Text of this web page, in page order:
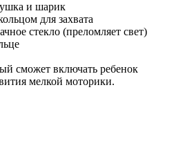
и шарик
для захвата
стекло (преломляет свет)
сможет включать ребенок
мелкой моторики.